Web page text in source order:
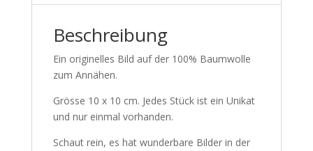
Beschreibung
Ein originelles Bild auf der 100% Baumwolle
zum Annähen.
Grösse 10 x 10 cm. Jedes Stück ist ein Unikat
und nur einmal vorhanden.
Schaut rein, es hat wunderbare Bilder in der